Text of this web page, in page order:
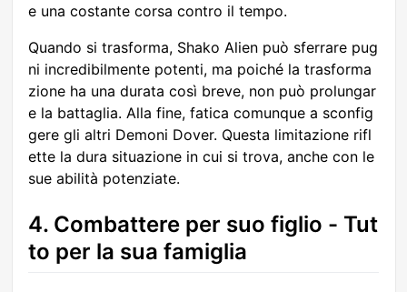
e una costante corsa contro il tempo.
Quando si trasforma, Shako Alien può sferrare pug
ni incredibilmente potenti, ma poiché la trasforma
zione ha una durata così breve, non può prolungar
e la battaglia. Alla fine, fatica comunque a sconfig
gere gli altri Demoni Dover. Questa limitazione rifl
ette la dura situazione in cui si trova, anche con le
sue abilità potenziate.
4. Combattere per suo figlio - Tut
to per la sua famiglia